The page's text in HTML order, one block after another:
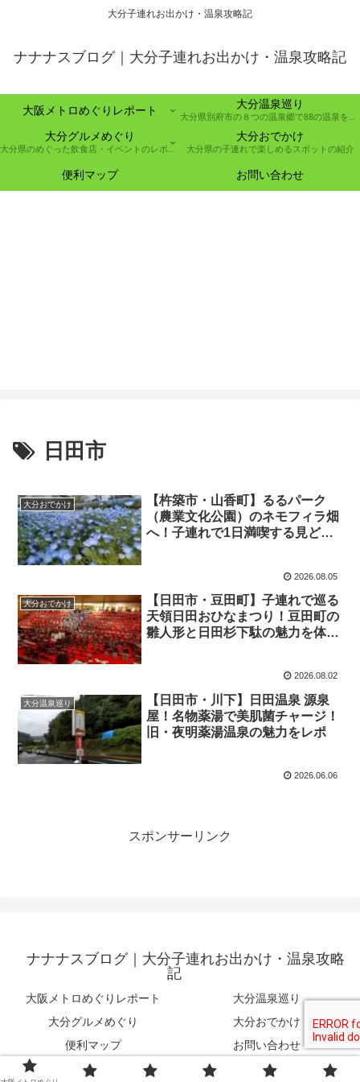
大分子連れお出かけ・温泉攻略記
ナナナスブログ｜大分子連れお出かけ・温泉攻略記
大阪メトロめぐりレポート 大分温泉巡り
大分県別府市の８つの温泉郷で88の温泉を巡る取り組み
大分グルメめぐり
大分県のめぐった飲食店・イベントのレポート
大分おでかけ
大分県の子連れで楽しめるスポットの紹介
便利マップ お問い合わせ
日田市
大分おでかけ
【杵築市・山香町】るるパーク
（農業文化公園）のネモフィラ畑
へ！子連れで1日満喫する見どこ
2026.08.05
大分おでかけ
【日田市・豆田町】子連れで巡る
天領日田おひなまつり！豆田町の
雛人形と日田杉下駄の魅力を体験
2026.08.02
大分温泉巡り
【日田市・川下】日田温泉 源泉
屋！名物薬湯で美肌菌チャージ！
旧・夜明薬湯温泉の魅力をレポ
2026.06.06
スポンサーリンク
ナナナスブログ｜大分子連れお出かけ・温泉攻略
記
大阪メトロめぐりレポート
大分温泉巡り
大分グルメめぐり
大分おでかけ
便利マップ
お問い合わせ
© 2022 ナナナスブログ｜大分子連れお出かけ・温泉攻略記.